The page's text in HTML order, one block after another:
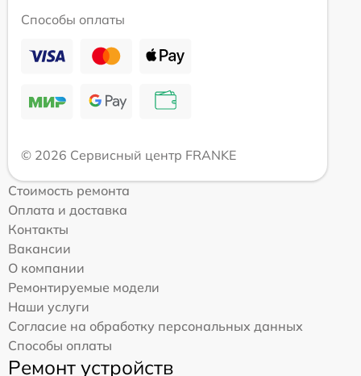
Способы оплаты
© 2026 Сервисный центр FRANKE
Стоимость ремонта
Оплата и доставка
Контакты
Вакансии
О компании
Ремонтируемые модели
Наши услуги
Согласие на обработку персональных данных
Способы оплаты
Ремонт устройств